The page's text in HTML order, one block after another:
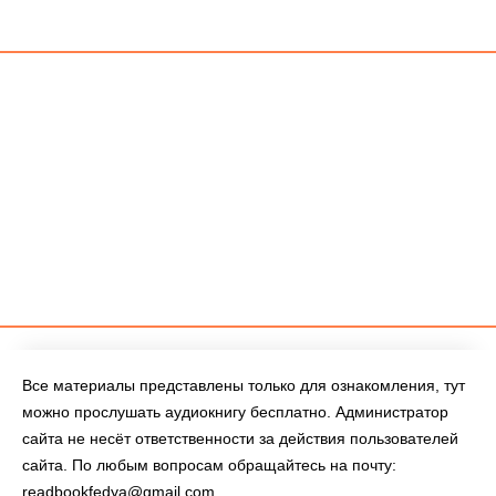
Все материалы представлены только для ознакомления, тут
можно прослушать аудиокнигу бесплатно. Администратор
сайта не несёт ответственности за действия пользователей
сайта. По любым вопросам обращайтесь на почту:
readbookfedya@gmail.com